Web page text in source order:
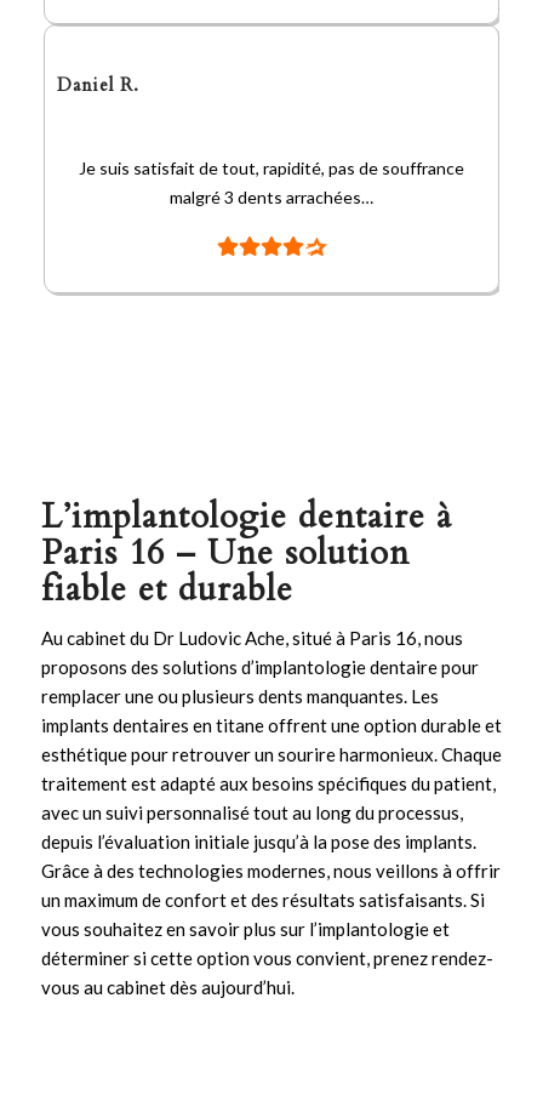
Daniel R.
Je suis satisfait de tout, rapidité, pas de souffrance
malgré 3 dents arrachées…
L’implantologie dentaire à
Paris 16 – Une solution
fiable et durable
Au cabinet du Dr Ludovic Ache, situé à Paris 16, nous
proposons des solutions d’implantologiedentaire pour
remplacer une ou plusieurs dents manquantes. Les
implants dentaires en titane offrent une option durable et
esthétique pour retrouver un sourire harmonieux. Chaque
traitement est adapté aux besoins spécifiques du patient,
avec un suivi personnalisé tout au long du processus,
depuis l’évaluation initiale jusqu’à la pose des implants.
Grâce à des technologies modernes, nous veillons à offrir
un maximum de confort et des résultats satisfaisants. Si
vous souhaitez en savoir plus sur l’implantologieet
déterminer si cette option vous convient,prenez rendez-
vous au cabinetdès aujourd’hui.